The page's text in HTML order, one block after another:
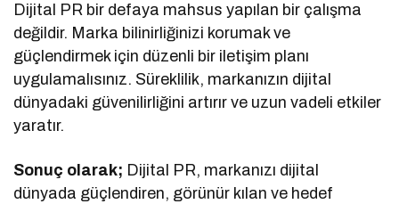
Dijital PR bir defaya mahsus yapılan bir çalışma
değildir. Marka bilinirliğinizi korumak ve
güçlendirmek için düzenli bir iletişim planı
uygulamalısınız. Süreklilik, markanızın dijital
dünyadaki güvenilirliğini artırır ve uzun vadeli etkiler
yaratır.
Sonuç olarak; Dijital PR, markanızı dijital
dünyada güçlendiren, görünür kılan ve hedef